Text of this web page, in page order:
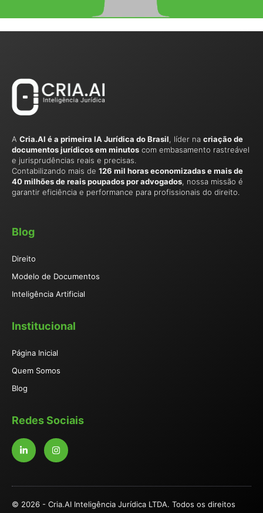
A Cria.AI é a primeira IA Jurídica do Brasil, líder na criação de
documentos jurídicos em minutos com embasamento rastreável
e jurisprudências reais e precisas.
Contabilizando mais de 126 mil horas economizadas e mais de
40 milhões de reais poupados por advogados, nossa missão é
garantir eficiência e performance para profissionais do direito.
Blog
Direito
Modelo de Documentos
Inteligência Artificial
Institucional
Página Inicial
Quem Somos
Blog
Redes Sociais
© 2026 - Cria.AI Inteligência Jurídica LTDA. Todos os direitos